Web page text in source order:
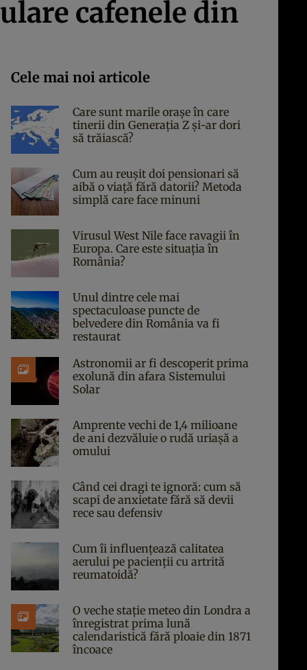
cafenele din
Cele mai noi articole
Care sunt marile orașe în care
tinerii din Generația Z și-ar dori
să trăiască?
Cum au reușit doi pensionari să
aibă o viață fără datorii? Metoda
simplă care face minuni
Virusul West Nile face ravagii în
Europa. Care este situația în
România?
Unul dintre cele mai
spectaculoase puncte de
belvedere din România va fi
restaurat
Astronomii ar fi descoperit prima
exolună din afara Sistemului
Solar
Amprente vechi de 1,4 milioane
de ani dezvăluie o rudă uriașă a
omului
Când cei dragi te ignoră: cum să
scapi de anxietate fără să devii
rece sau defensiv
Cum îi influențează calitatea
aerului pe pacienții cu artrită
reumatoidă?
O veche stație meteo din Londra a
înregistrat prima lună
calendaristică fără ploaie din 1871
încoace